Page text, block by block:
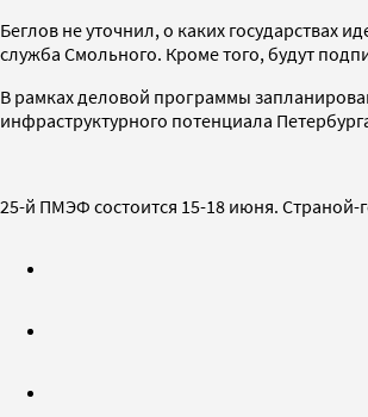
Беглов не уточнил, о каких государствах
служба Смольного. Кроме того, будут
В рамках деловой программы
инфраструктурного потенциала
25-й ПМЭФ состоится 15-18 июня. Страной-